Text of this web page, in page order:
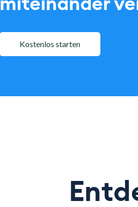
miteinander
Kostenlos starten